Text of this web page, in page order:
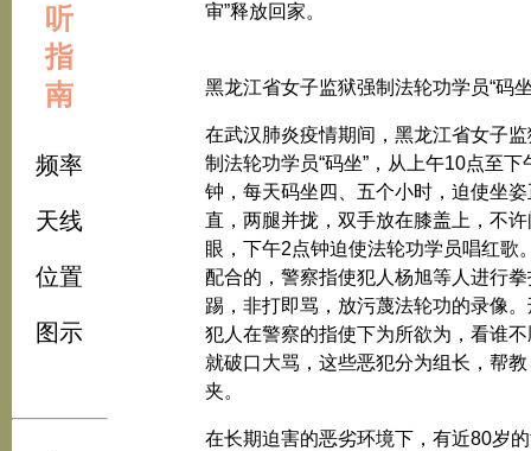
听
指
南
频率
天线
位置
图示
审”释放回家。
黑龙江省女子监狱强制法轮功学员“码
在武汉肺炎疫情期间，黑龙江省女子监
制法轮功学员“码坐”，从上午10点至下
钟，每天码坐四、五个小时，迫使坐姿
直，两腿并拢，双手放在膝盖上，不许
眼，下午2点钟迫使法轮功学员唱红歌
配合的，警察指使犯人杨旭等人进行拳
踢，非打即骂，放污蔑法轮功的录像。
犯人在警察的指使下为所欲为，看谁不
就破口大骂，这些恶犯分为组长，帮教
夹。
在长期迫害的恶劣环境下，有近80岁